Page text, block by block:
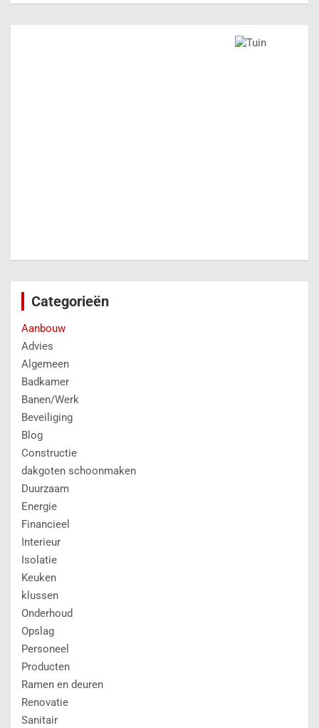
Categorieën
Aanbouw
Advies
Algemeen
Badkamer
Banen/Werk
Beveiliging
Blog
Constructie
dakgoten schoonmaken
Duurzaam
Energie
Financieel
Interieur
Isolatie
Keuken
klussen
Onderhoud
Opslag
Personeel
Producten
Ramen en deuren
Renovatie
Sanitair